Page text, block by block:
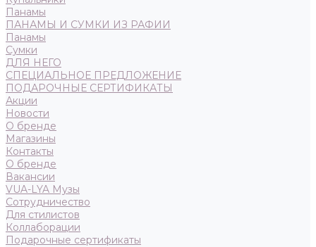
Панамы
ПАНАМЫ И СУМКИ ИЗ РАФИИ
Панамы
Сумки
ДЛЯ НЕГО
СПЕЦИАЛЬНОЕ ПРЕДЛОЖЕНИЕ
ПОДАРОЧНЫЕ СЕРТИФИКАТЫ
Акции
Новости
О бренде
Магазины
Контакты
О бренде
Вакансии
VUA-LYA Музы
Сотрудничество
Для стилистов
Коллаборации
Подарочные сертификаты